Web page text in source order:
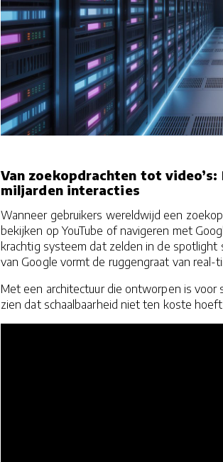
Van zoekopdrachten tot
miljarden interacties
Wanneer gebruikers wereldwijd een
bekijken op YouTube of navigeren met
krachtig systeem dat zelden in de spotlight
van Google vormt de ruggengraat van real-
Met een architectuur die ontworpen is
zien dat schaalbaarheid niet ten koste